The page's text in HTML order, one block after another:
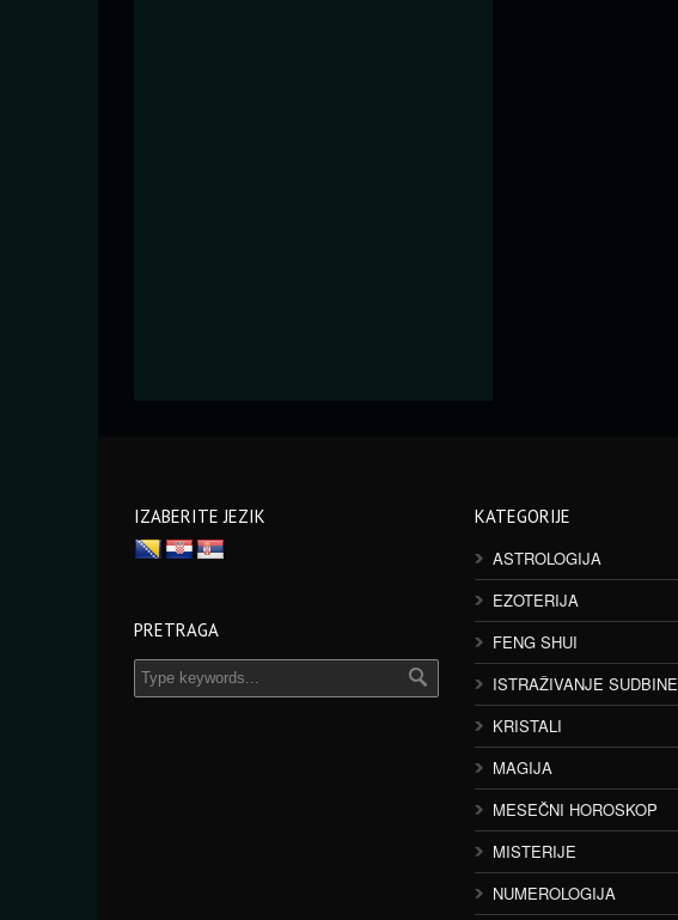
IZABERITE JEZIK
PRETRAGA
KATEGORIJE
ASTROLOGIJA
EZOTERIJA
FENG SHUI
ISTRAŽIVANJE SUDBINE
KRISTALI
MAGIJA
MESEČNI HOROSKOP
MISTERIJE
NUMEROLOGIJA